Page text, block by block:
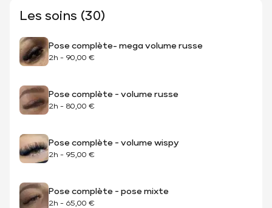
Les soins (30)
Pose complète- mega volume russe
2h - 90,00 €
Pose complète - volume russe
2h - 80,00 €
Pose complète - volume wispy
2h - 95,00 €
Pose complète - pose mixte
2h - 65,00 €